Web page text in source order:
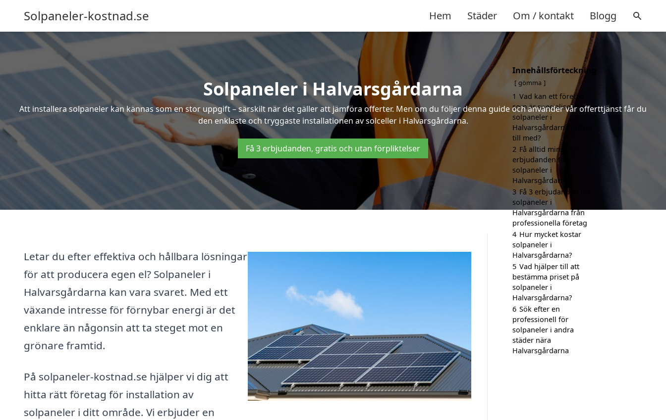
Solpaneler-kostnad.se Hem Städer Om / kontakt Blogg
Solpaneler i Halvarsgårdarna
Att installera solpaneler kan kännas som en stor uppgift – särskilt när det gäller att jämföra offerter. Men om du följer denna guide och använder vår offerttjänst får du
den enklaste och tryggaste installationen av solceller i Halvarsgårdarna.
Få 3 erbjudanden, gratis och utan förpliktelser
Letar du efter effektiva och hållbara lösningar
för att producera egen el? Solpaneler i
Halvarsgårdarna kan vara svaret. Med ett
växande intresse för förnybar energi är det
enklare än någonsin att ta steget mot en
grönare framtid.
På solpaneler-kostnad.se hjälper vi dig att
hitta rätt företag för installation av
solpaneler i ditt område. Vi erbjuder en
Innehållsförteckning
gömma
1 Vad kan ett företag
som är specialiserat på
solpaneler i
Halvarsgårdarna hjälpa
till med?
2 Få alltid minst 3
erbjudanden för
solpaneler i
Halvarsgårdarna
3 Få 3 erbjudanden för
solpaneler i
Halvarsgårdarna från
professionella företag
4 Hur mycket kostar
solpaneler i
Halvarsgårdarna?
5 Vad hjälper till att
bestämma priset på
solpaneler i
Halvarsgårdarna?
6 Sök efter en
professionell för
solpaneler i andra
städer nära
Halvarsgårdarna